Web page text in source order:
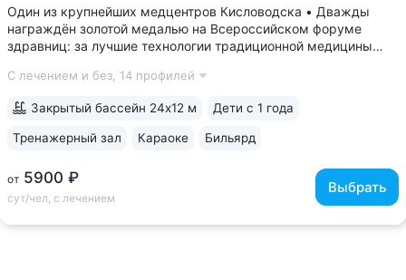
Один из крупнейших медцентров Кисловодска • Дважды
награждён золотой медалью на Всероссийском форуме
здравниц: за лучшие технологии традиционной медицины
корпуса в духе «сталинского ампира»: бережно
С лечением и без, 14 профилей
от 5900 ₽
сут/чел, с лечением
Выбрать
Закрытый бассейн 24х12 м Дети с 1 года
Тренажерный зал Караоке Бильярд